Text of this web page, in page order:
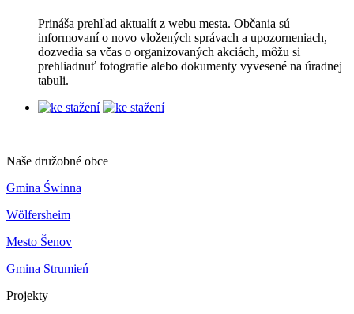
Prináša prehľad aktualít z webu mesta. Občania sú
informovaní o novo vložených správach a upozorneniach,
dozvedia sa včas o organizovaných akciách, môžu si
prehliadnuť fotografie alebo dokumenty vyvesené na úradnej
tabuli.
Naše družobné obce
Gmina Świnna
Wölfersheim
Mesto Šenov
Gmina Strumień
Projekty